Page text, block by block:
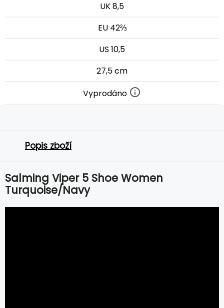
UK 8,5
EU 42⅔
US 10,5
27,5 cm
Vyprodáno
Popis zboží
Salming Viper 5 Shoe Women
Turquoise/Navy